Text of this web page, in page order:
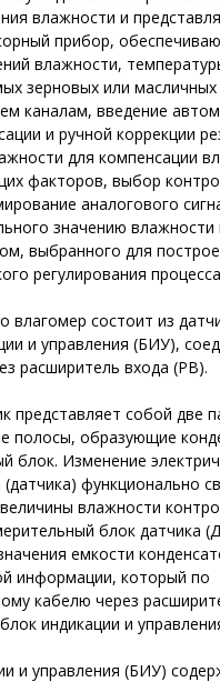
влажности и
прибор,
влажности,
зерновых или масличных
каналам, введение
и ручной коррекции
для компенсации
факторов, выбор
аналогового
значению
выбранного для
регулирования
влагомер состоит из
и управления (БИУ),
расширитель входа (РВ).
представляет собой две
полосы, образующие
блок. Изменение
функционально
влажности
блок датчика
емкости
информации, который по
кабелю через
индикации и
и управления (БИУ)